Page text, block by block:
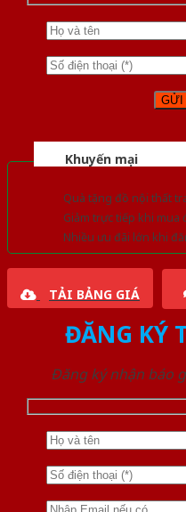
Khuyến mại
Quà tặng đồ nội thất
Giảm trực tiếp khi
Nhiều ưu đãi lớn khi
TẢI BẢNG GIÁ
ĐĂNG KÝ
Đăng ký nhận báo